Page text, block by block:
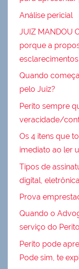
Análise pericial
JUIZ MANDOU
porque a
esclarecimentos
Quando
pelo Juiz?
Perito sempre
veracidade/
Os 4 itens que
imediato ao ler
Tipos de
digital,
Prova
Quando o
serviço do Perito
Perito pode
Pode sim, te